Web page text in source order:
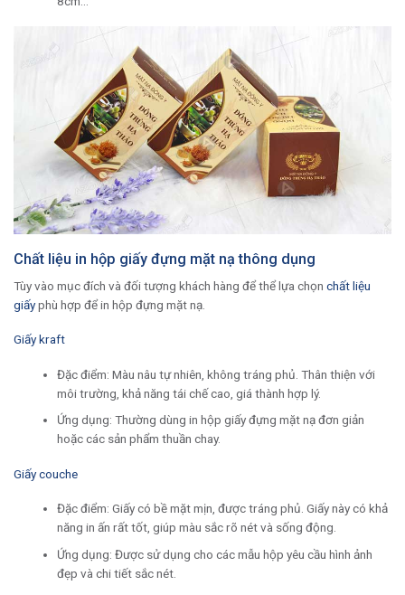
Chất liệu in hộp giấy đựng mặt nạ thông dụng
Tùy vào mục đích và đối tượng khách hàng để thể lựa chọn chất liệu
giấyphù hợp để in hộp đựng mặt nạ.
Giấy kraft
Đặc điểm: Màu nâu tự nhiên, không tráng phủ. Thân thiện với
môi trường, khả năng tái chế cao, giá thành hợp lý.
Ứng dụng: Thường dùng in hộp giấy đựng mặt nạ đơn giản
hoặc các sản phẩm thuần chay.
Giấy couche
Đặc điểm: Giấy có bề mặt mịn, được tráng phủ. Giấy này có khả
năng in ấn rất tốt, giúp màu sắc rõ nét và sống động.
Ứng dụng: Được sử dụng cho các mẫu hộp yêu cầu hình ảnh
đẹp và chi tiết sắc nét.